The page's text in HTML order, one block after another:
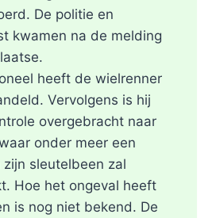
De politie en
kwamen na de melding
heeft de wielrenner
Vervolgens is hij
overgebracht naar
onder meer een
sleutelbeen zal
Hoe het ongeval heeft
is nog niet bekend. De